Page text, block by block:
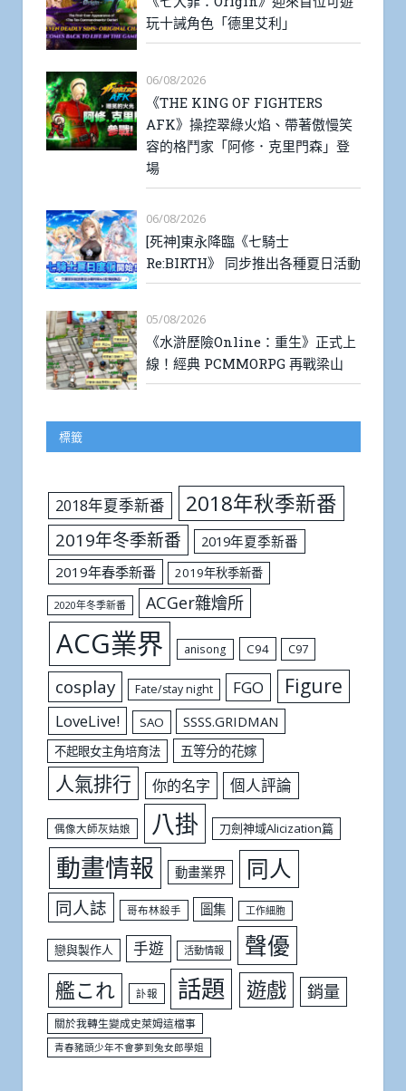
玩十誡角色「德里艾利」
06/08/2026
《THE KING OF FIGHTERS
AFK》操控翠綠火焰、帶著傲慢笑
容的格鬥家「阿修．克里門森」登
場
06/08/2026
[死神]東永降臨《七騎士
Re:BIRTH》 同步推出各種夏日活動
05/08/2026
《水滸歷險Online：重生》正式上
線！經典 PCMMORPG 再戰梁山
標籤
2018年夏季新番 2018年秋季新番
2019年冬季新番
2019年夏季新番
2019年春季新番
2019年秋季新番
2020年冬季新番 ACGer雜燴所
ACG業界 anisong C94 C97
cosplay Fate/stay night FGO Figure
LoveLive! SAO SSSS.GRIDMAN
不起眼女主角培育法 五等分的花嫁
人氣排行 你的名字 個人評論
偶像大師灰姑娘 八掛 刀劍神域Alicization篇
動畫情報 動畫業界 同人
同人誌 哥布林殺手 圖集 工作細胞
戀與製作人 手遊 活動情報 聲優
艦これ 訃報 話題 遊戲 銷量
關於我轉生變成史萊姆這檔事
青春豬頭少年不會夢到兔女郎學姐